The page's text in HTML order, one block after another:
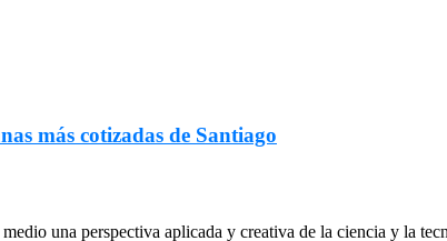
más cotizadas de Santiago
una perspectiva aplicada y creativa de la ciencia y la